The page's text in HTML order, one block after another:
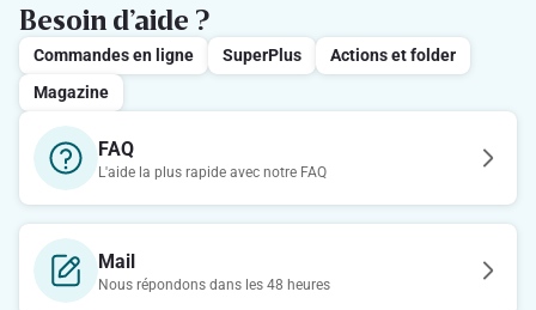
Besoin d’aide ?
Commandes en ligne SuperPlus
Actions et folder
Magazine
FAQ
L'aide la plus rapide avec notre FAQ
Mail
Nous répondons dans les 48 heures